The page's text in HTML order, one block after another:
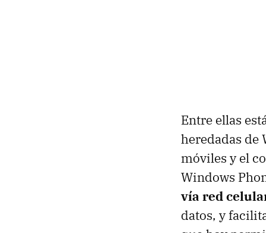
Entre ellas
heredadas de
móviles y el
Windows
vía red
datos, y